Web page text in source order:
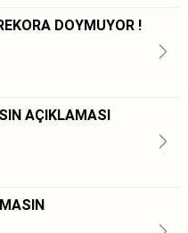
DOYMUYOR !
AÇIKLAMASI